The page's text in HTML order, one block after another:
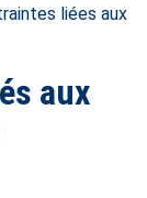
liées aux
aux